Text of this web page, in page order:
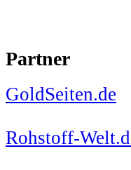
Partner
GoldSeiten.de
Rohstoff-